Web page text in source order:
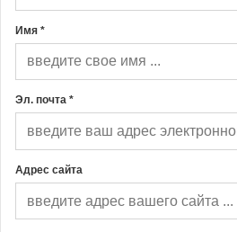
Имя *
Эл. почта *
Адрес сайта